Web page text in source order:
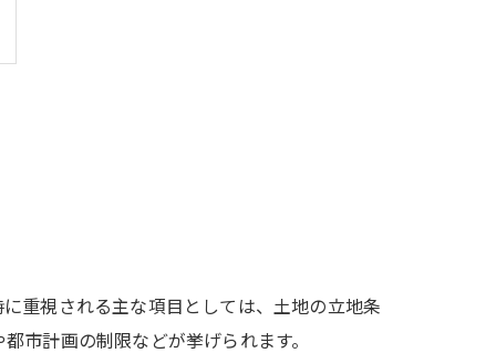
重視される主な項目としては、土地の立地条
市計画の制限などが挙げられます。